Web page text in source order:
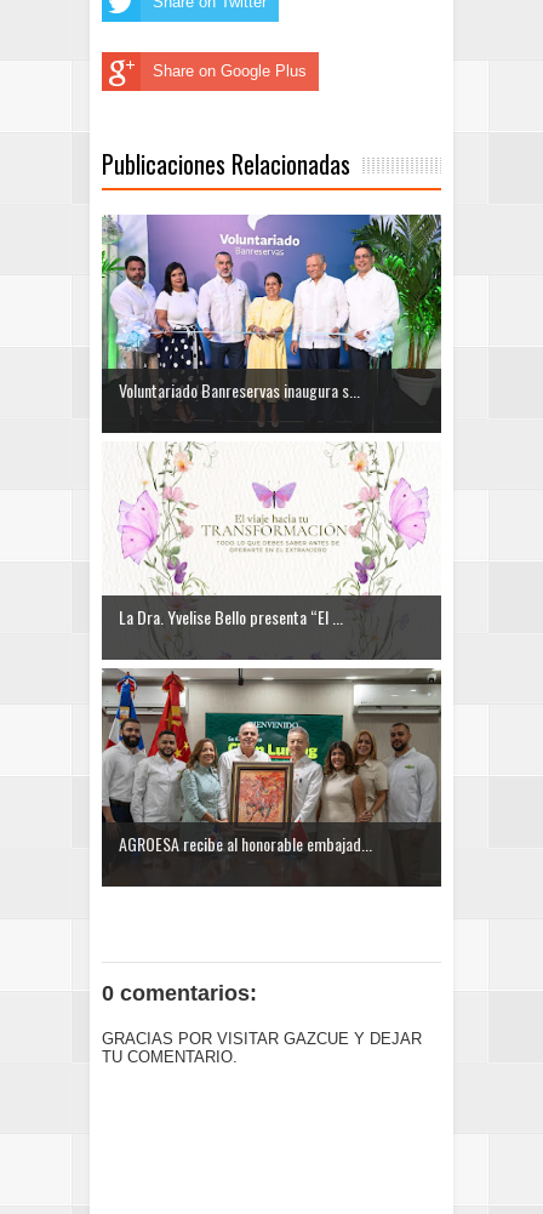
Share on Google Plus
Publicaciones Relacionadas
Voluntariado Banreservas inaugura s...
La Dra. Yvelise Bello presenta “El ...
AGROESA recibe al honorable embajad...
0 comentarios:
GRACIAS POR VISITAR GAZCUE Y DEJAR
TU COMENTARIO.